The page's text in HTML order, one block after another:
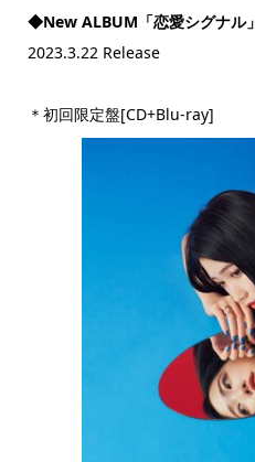
◆New ALBUM「恋愛シグナル」
2023.3.22 Release
＊初回限定盤[CD+Blu-ray]